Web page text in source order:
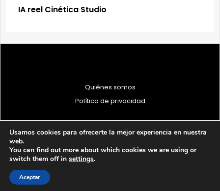
IA reel Cinética Studio
Quiénes somos
Política de privacidad
© 1997 - 2026 PRODU - Todos los derechos reservados
Usamos cookies para ofrecerte la mejor experiencia en nuestra
web.
You can find out more about which cookies we are using or
switch them off in settings.
Aceptar